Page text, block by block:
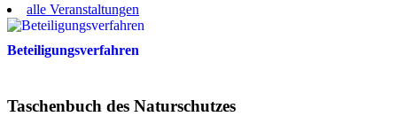
alle Veranstaltungen
Beteiligungsverfahren
Taschenbuch des Naturschutzes